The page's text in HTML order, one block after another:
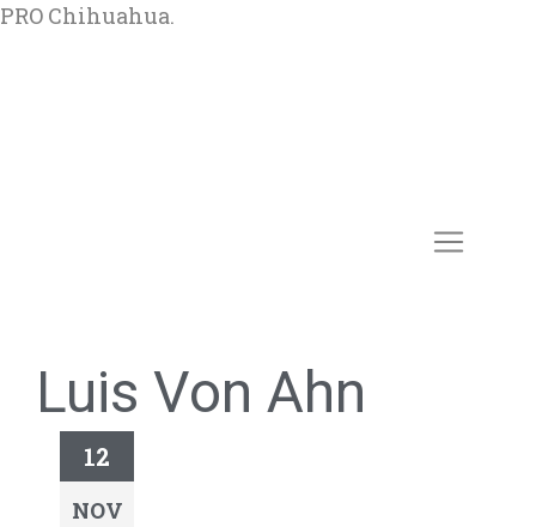
PRO Chihuahua.
Luis Von Ahn
12
NOV